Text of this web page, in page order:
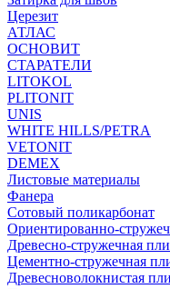
Церезит
АТЛАС
ОСНОВИТ
СТАРАТЕЛИ
LITOKOL
PLITONIT
UNIS
WHITE HILLS/PETRA
VETONIT
DEMEX
Листовые материалы
Фанера
Сотовый поликарбонат
Ориентированно-
Древесно-стружечная
Цементно-стружечная
Древесноволокнистая